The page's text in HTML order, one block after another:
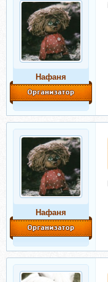
Нафаня
Нафаня